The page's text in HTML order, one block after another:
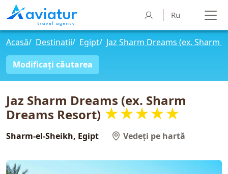
Ru
Acasă/ Destinații/ Egipt/ Jaz Sharm Dreams (ex. Sharm
Modificați căutarea
Jaz Sharm Dreams (ex. Sharm
Dreams Resort) ★★★★★
Sharm-el-Sheikh, Egipt Vedeți pe hartă